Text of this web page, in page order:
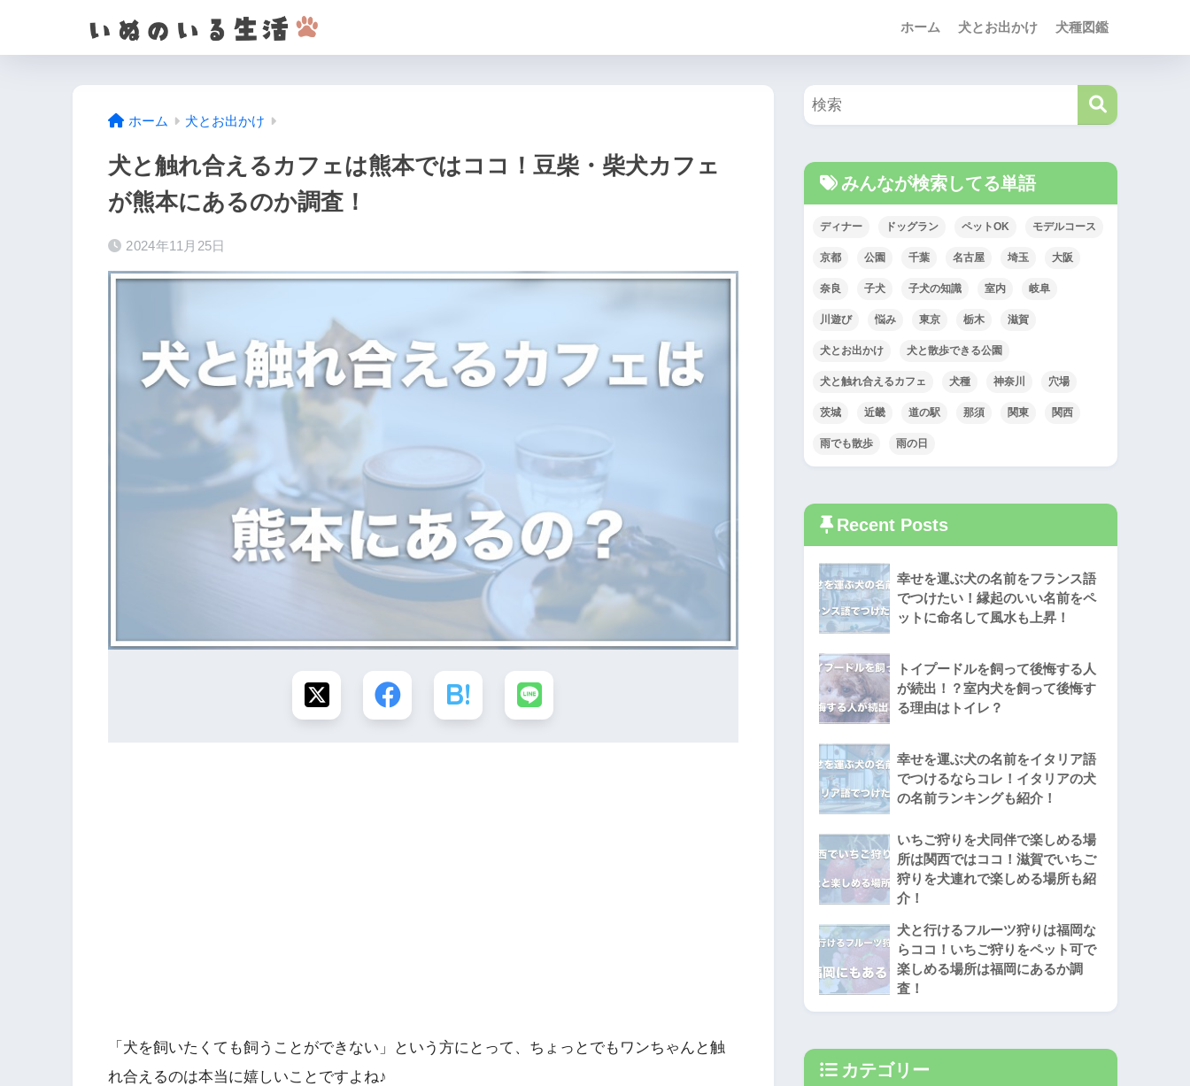
ホーム 犬とお出かけ 犬種図鑑
ホーム 犬とお出かけ
犬と触れ合えるカフェは熊本ではココ！豆柴・柴犬カフェ
が熊本にあるのか調査！
2024年11月25日
「犬を飼いたくても飼うことができない」という方にとって、ちょっとでもワンちゃんと触
れ合えるのは本当に嬉しいことですよね♪
みんなが検索してる単語
ディナー ドッグラン ペットOK モデルコース
京都 公園 千葉 名古屋 埼玉 大阪
奈良 子犬 子犬の知識 室内 岐阜
川遊び 悩み 東京 栃木 滋賀
犬とお出かけ 犬と散歩できる公園
犬と触れ合えるカフェ 犬種 神奈川 穴場
茨城 近畿 道の駅 那須 関東 関西
雨でも散歩 雨の日
Recent Posts
幸せを運ぶ犬の名前をフランス語
でつけたい！縁起のいい名前をペ
ットに命名して風水も上昇！
トイプードルを飼って後悔する人
が続出！？室内犬を飼って後悔す
る理由はトイレ？
幸せを運ぶ犬の名前をイタリア語
でつけるならコレ！イタリアの犬
の名前ランキングも紹介！
いちご狩りを犬同伴で楽しめる場
所は関西ではココ！滋賀でいちご
狩りを犬連れで楽しめる場所も紹
介！
犬と行けるフルーツ狩りは福岡な
らココ！いちご狩りをペット可で
楽しめる場所は福岡にあるか調
査！
カテゴリー